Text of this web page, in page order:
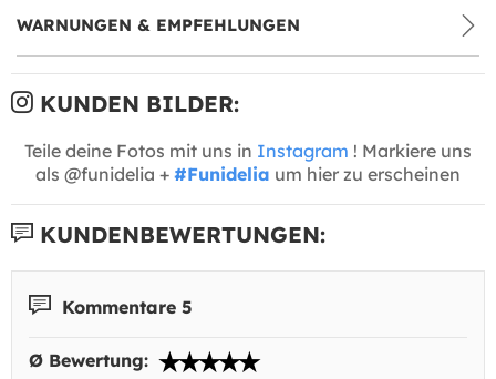
WARNUNGEN & EMPFEHLUNGEN
KUNDEN BILDER:
Teile deine Fotos mit uns in Instagram ! Markiere uns
als @funidelia + #Funidelia um hier zu erscheinen
KUNDENBEWERTUNGEN:
Kommentare 5
Ø Bewertung: